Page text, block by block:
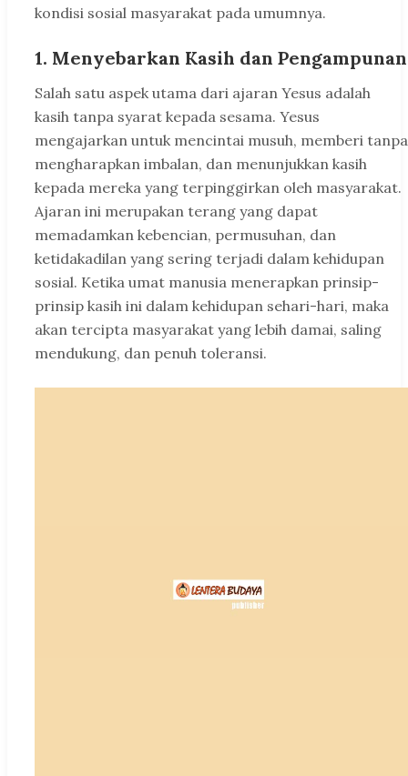
kondisi sosial masyarakat pada umumnya.
1. Menyebarkan Kasih dan Pengampunan
Salah satu aspek utama dari ajaran Yesus adalah
kasih tanpa syarat kepada sesama. Yesus
mengajarkan untuk mencintai musuh, memberi tanpa
mengharapkan imbalan, dan menunjukkan kasih
kepada mereka yang terpinggirkan oleh masyarakat.
Ajaran ini merupakan terang yang dapat
memadamkan kebencian, permusuhan, dan
ketidakadilan yang sering terjadi dalam kehidupan
sosial. Ketika umat manusia menerapkan prinsip-
prinsip kasih ini dalam kehidupan sehari-hari, maka
akan tercipta masyarakat yang lebih damai, saling
mendukung, dan penuh toleransi.